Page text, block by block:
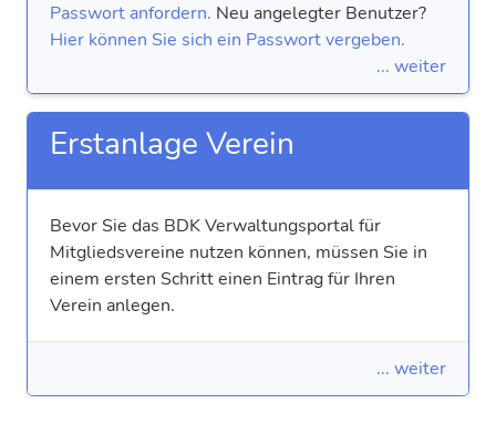
Passwort anfordern. Neu angelegter Benutzer?
Hier können Sie sich ein Passwort vergeben.
... weiter
Erstanlage Verein
Bevor Sie das BDK Verwaltungs­portal für
Mitglieds­vereine nutzen können, müssen Sie in
einem ersten Schritt einen Eintrag für Ihren
Verein anlegen.
... weiter